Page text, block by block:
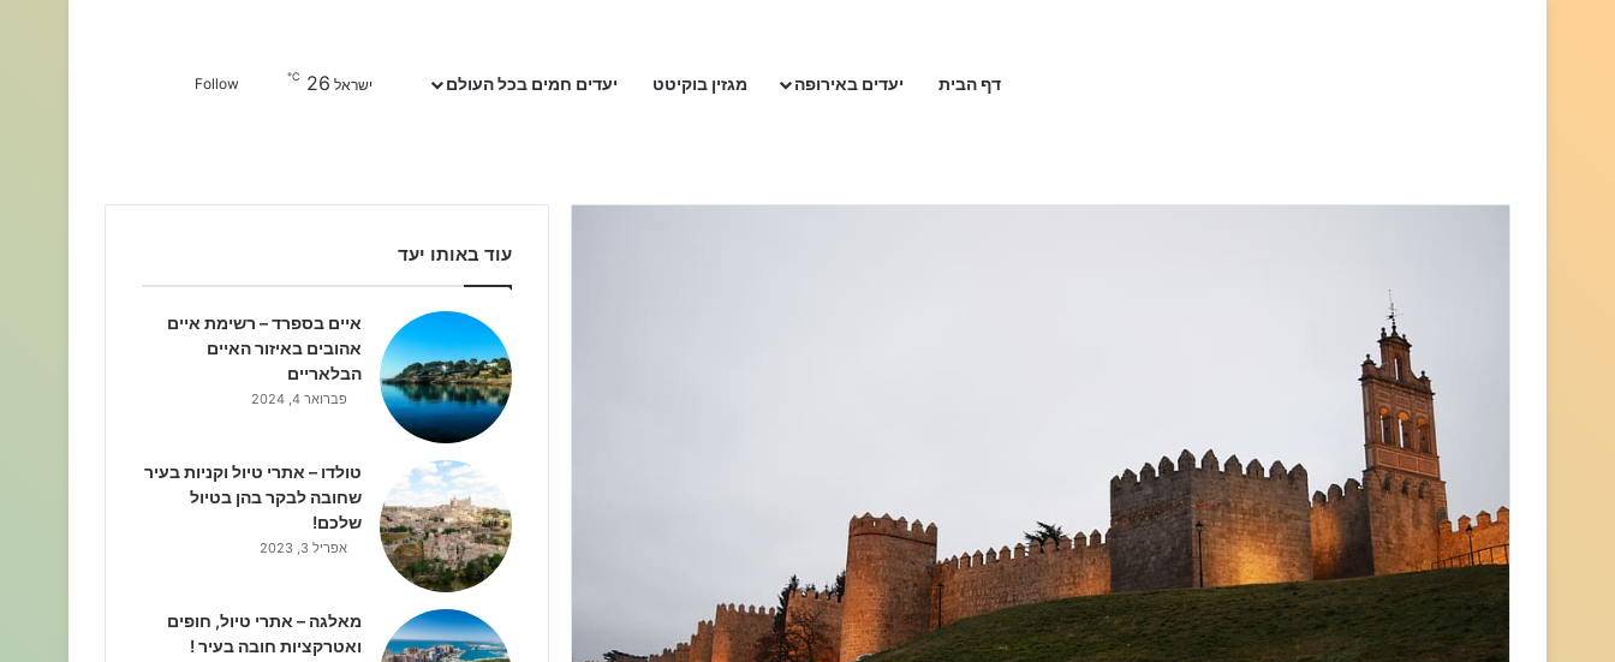
דף הבית יעדים באירופה מגזין בוקיטט יעדים חמים בכל העולם ישראל 26
℃
Follow
עוד באותו יעד
איים בספרד – רשימת איים
אהובים באיזור האיים
הבלאריים
פברואר 4, 2024
טולדו – אתרי טיול וקניות בעיר
שחובה לבקר בהן בטיול
שלכם!
אפריל 3, 2023
מאלגה – אתרי טיול, חופים
ואטרקציות חובה בעיר !